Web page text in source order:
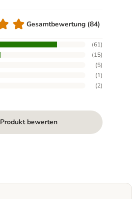
Gesamtbewertung (84)
(61)
(15)
(5)
(1)
(2)
Produkt bewerten